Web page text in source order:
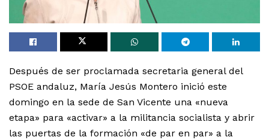
Después de ser proclamada secretaria general del
PSOE andaluz, María Jesús Montero inició este
domingo en la sede de San Vicente una «nueva
etapa» para «activar» a la militancia socialista y abrir
las puertas de la formación «de par en par» a la